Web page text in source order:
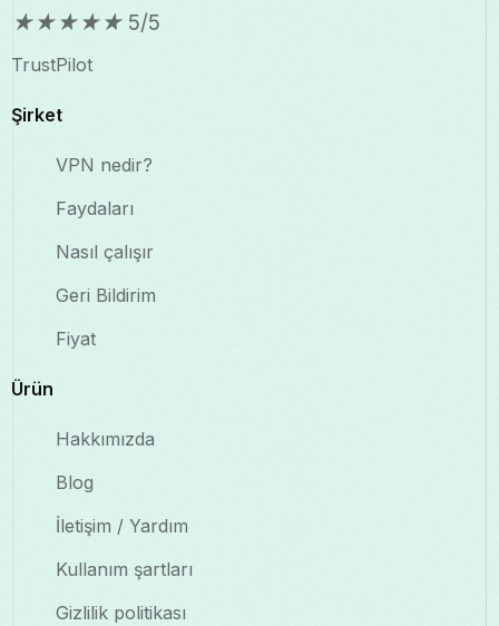
★★★★★ 5/5
TrustPilot
Şirket
VPN nedir?
Faydaları
Nasıl çalışır
Geri Bildirim
Fiyat
Ürün
Hakkımızda
Blog
İletişim / Yardım
Kullanım şartları
Gizlilik politikası